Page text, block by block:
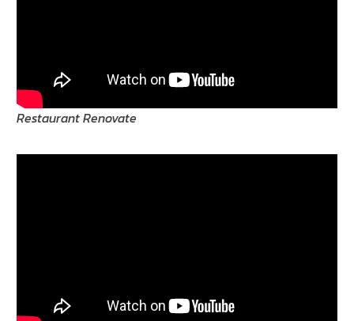
Restaurant Renovate